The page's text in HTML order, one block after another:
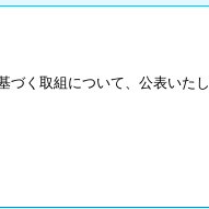
く取組について、公表いたし